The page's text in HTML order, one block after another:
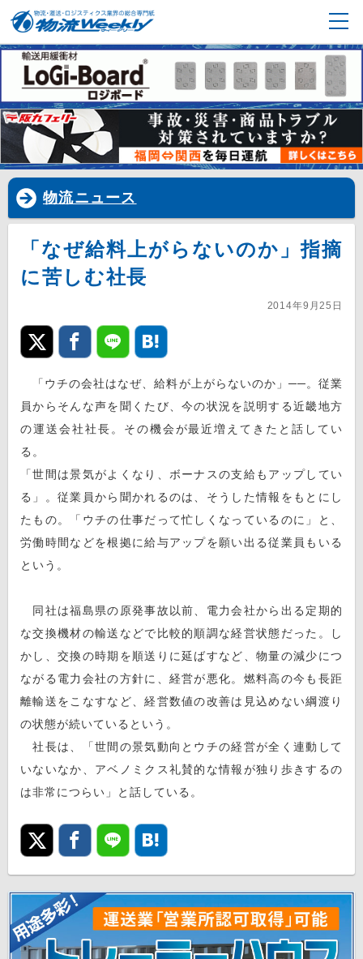
物流ニュース
「なぜ給料上がらないのか」指摘
に苦しむ社長
2014年9月25日
「ウチの会社はなぜ、給料が上がらないのか」──。従業
員からそんな声を聞くたび、今の状況を説明する近畿地方
の運送会社社長。その機会が最近増えてきたと話してい
る。
「世間は景気がよくなり、ボーナスの支給もアップしてい
る」。従業員から聞かれるのは、そうした情報をもとにし
たもの。「ウチの仕事だって忙しくなっているのに」と、
労働時間などを根拠に給与アップを願い出る従業員もいる
という。
同社は福島県の原発事故以前、電力会社から出る定期的
な交換機材の輸送などで比較的順調な経営状態だった。し
かし、交換の時期を順送りに延ばすなど、物量の減少につ
ながる電力会社の方針に、経営が悪化。燃料高の今も長距
離輸送をこなすなど、経営数値の改善は見込めない綱渡り
の状態が続いているという。
社長は、「世間の景気動向とウチの経営が全く連動して
いないなか、アベノミクス礼賛的な情報が独り歩きするの
は非常につらい」と話している。